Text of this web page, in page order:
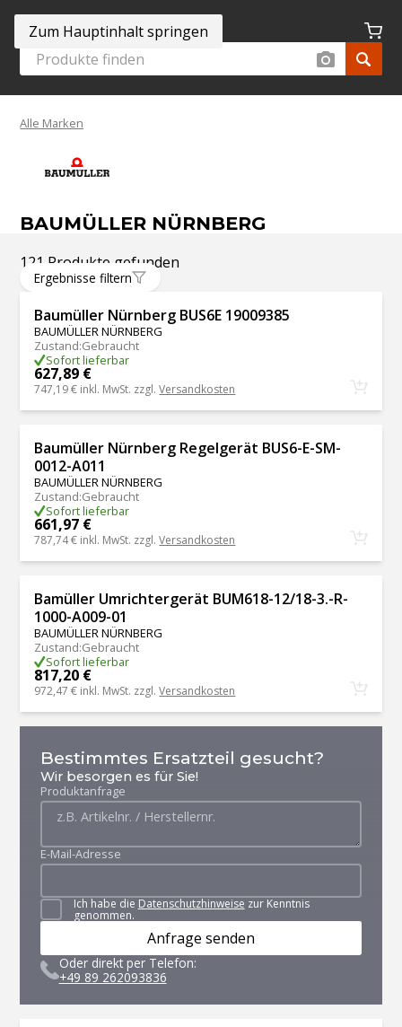
Zum Hauptinhalt springen
Alle Marken
BAUMÜLLER NÜRNBERG
121 Produkte gefunden
Ergebnisse filtern
Baumüller Nürnberg BUS6E 19009385
BAUMÜLLER NÜRNBERG
Zustand:Gebraucht
Sofort lieferbar
627,89 €
747,19 € inkl. MwSt. zzgl.Versandkosten
Baumüller Nürnberg Regelgerät BUS6-E-SM-
0012-A011
BAUMÜLLER NÜRNBERG
Zustand:Gebraucht
Sofort lieferbar
661,97 €
787,74 € inkl. MwSt. zzgl.Versandkosten
Bamüller Umrichtergerät BUM618-12/18-3.-R-
1000-A009-01
BAUMÜLLER NÜRNBERG
Zustand:Gebraucht
Sofort lieferbar
817,20 €
972,47 € inkl. MwSt. zzgl.Versandkosten
Bestimmtes Ersatzteil gesucht?
Wir besorgen es für Sie!
Produktanfrage
E-Mail-Adresse
Ich habe die Datenschutzhinweise zur Kenntnis
genommen.
Anfrage senden
Oder direkt per Telefon:
+49 89 262093836